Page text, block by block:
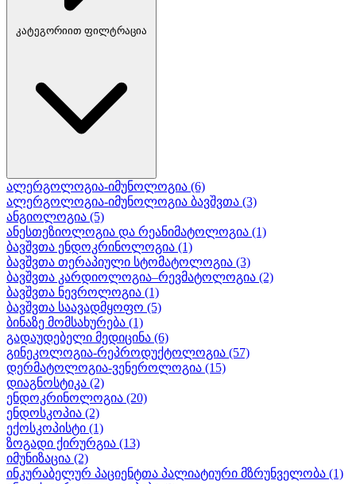
კატეგორიით ფილტრაცია
ალერგოლოგია-იმუნოლოგია (6)
ალერგოლოგია-იმუნოლოგია ბავშვთა (3)
ანგიოლოგია (5)
ანესთეზიოლოგია და რეანიმატოლოგია (1)
ბავშვთა ენდოკრინოლოგია (1)
ბავშვთა თერაპიული სტომატოლოგია (3)
ბავშვთა კარდიოლოგია–რევმატოლოგია (2)
ბავშვთა ნევროლოგია (1)
ბავშვთა საავადმყოფო (5)
ბინაზე მომსახურება (1)
გადაუდებელი მედიცინა (6)
გინეკოლოგია-რეპროდუქტოლოგია (57)
დერმატოლოგია-ვენეროლოგია (15)
დიაგნოსტიკა (2)
ენდოკრინოლოგია (20)
ენდოსკოპია (2)
ექოსკოპისტი (1)
ზოგადი ქირურგია (13)
იმუნიზაცია (2)
ინკურაბელურ პაციენტთა პალიატიური მზრუნველობა (1)